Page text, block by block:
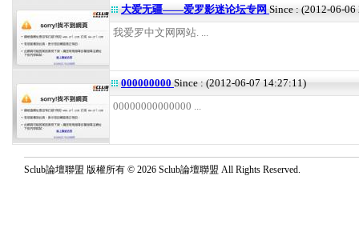
大爱无疆——爱罗影迷论坛专网 Since : (2012-06-
我爱罗中文网网站. ...
000000000 Since : (2012-06-07 14:27:11)
00000000000000 ...
Sclub論壇聯盟 版權所有 © 2026 Sclub論壇聯盟 All Rights Reserved.